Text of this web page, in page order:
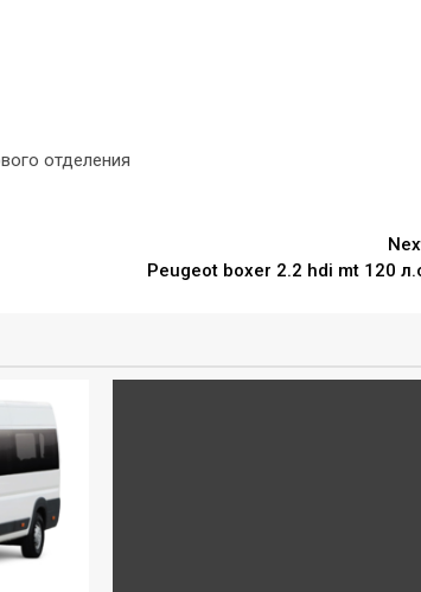
отделения
Peugeot boxer 2.2 hdi mt 120